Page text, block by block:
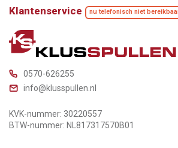
Klantenservice nu telefonisch niet
0570-626255
info@klusspullen.nl
KVK-nummer: 30220557
BTW-nummer: NL817317570B01